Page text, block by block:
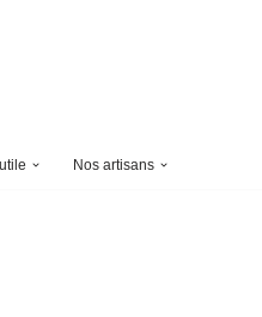
Nos artisans